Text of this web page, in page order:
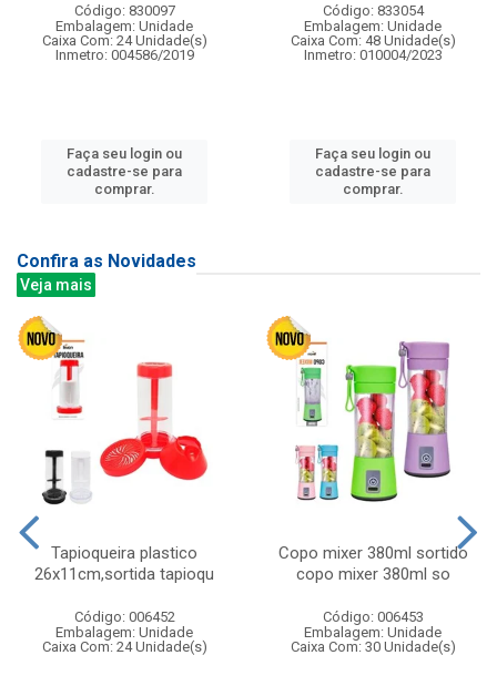
Código: 830097
Embalagem: Unidade
Caixa Com: 24 Unidade(s)
Inmetro: 004586/2019
Faça seu login ou
cadastre-se para
comprar.
Código: 833054
Embalagem: Unidade
Caixa Com: 48 Unidade(s)
Inmetro: 010004/2023
Faça seu login ou
cadastre-se para
comprar.
Confira as Novidades
Veja mais
Tapioqueira plastico
26x11cm,sortida tapioqu
Código: 006452
Embalagem: Unidade
Caixa Com: 24 Unidade(s)
Copo mixer 380ml sortido
copo mixer 380ml so
Código: 006453
Embalagem: Unidade
Caixa Com: 30 Unidade(s)